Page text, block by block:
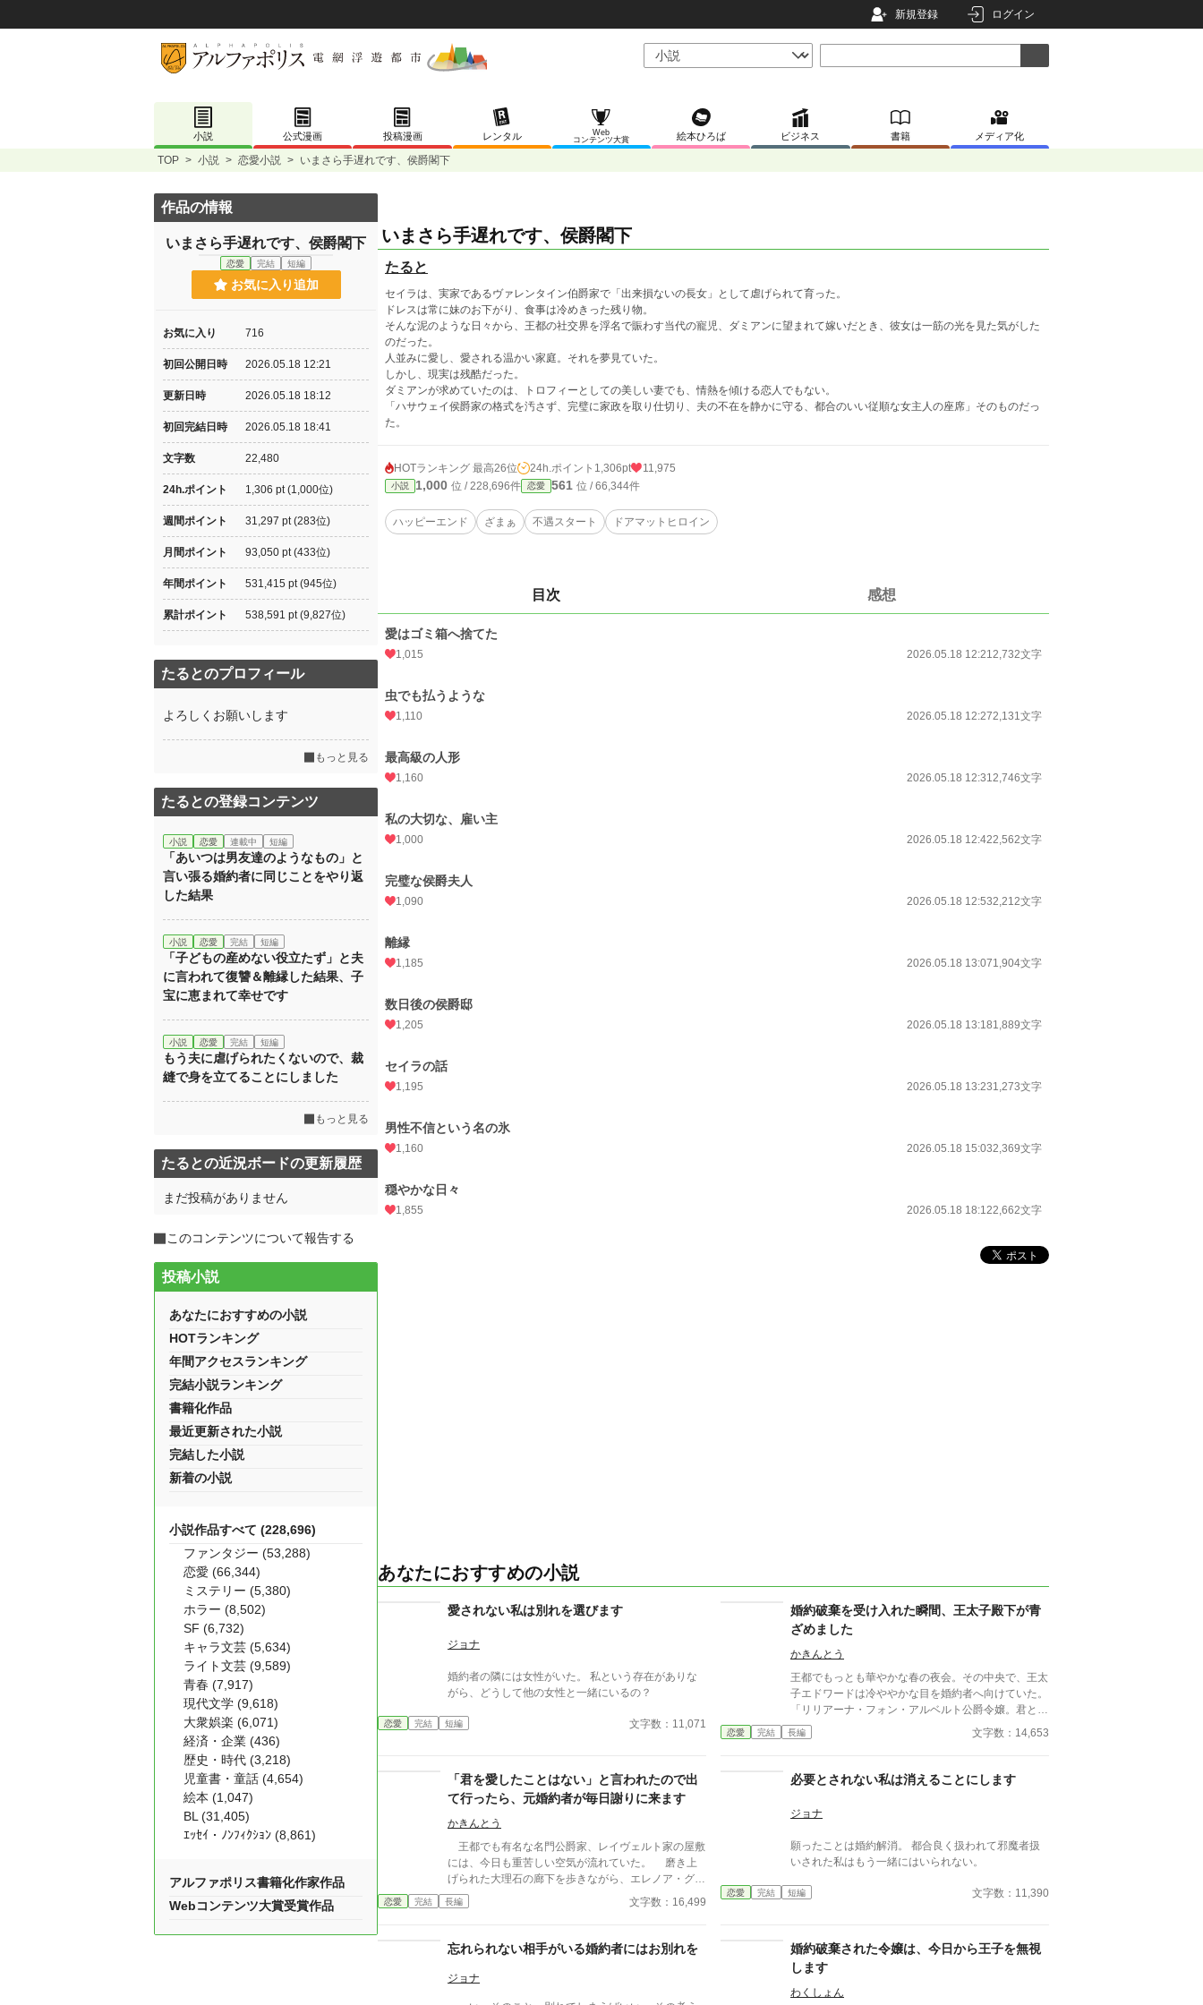
新規登録 ログイン
小説 公式漫画 投稿漫画 レンタル
Web
コンテンツ大賞
絵本ひろば ビジネス 書籍 メディア化
TOP > 小説 > 恋愛小説 > いまさら手遅れです、侯爵閣下
いまさら手遅れです、侯爵閣下
たると
セイラは、実家であるヴァレンタイン伯爵家で「出来損ないの長女」として虐げられて育った。
ドレスは常に妹のお下がり、食事は冷めきった残り物。
そんな泥のような日々から、王都の社交界を浮名で賑わす当代の寵児、ダミアンに望まれて嫁いだとき、彼女は一筋の光を見た気がした
のだった。
人並みに愛し、愛される温かい家庭。それを夢見ていた。
しかし、現実は残酷だった。
ダミアンが求めていたのは、トロフィーとしての美しい妻でも、情熱を傾ける恋人でもない。
「ハサウェイ侯爵家の格式を汚さず、完璧に家政を取り仕切り、夫の不在を静かに守る、都合のいい従順な女主人の座席」そのものだっ
た。
HOTランキング 最高26位 24h.ポイント 1,306pt 11,975
小説 1,000 位 / 228,696件 恋愛 561 位 / 66,344件
ハッピーエンド ざまぁ 不遇スタート ドアマットヒロイン
目次 感想
愛はゴミ箱へ捨てた
1,015 2026.05.18 12:212,732文字
虫でも払うような
1,110 2026.05.18 12:272,131文字
最高級の人形
1,160 2026.05.18 12:312,746文字
私の大切な、雇い主
1,000 2026.05.18 12:422,562文字
完璧な侯爵夫人
1,090 2026.05.18 12:532,212文字
離縁
1,185 2026.05.18 13:071,904文字
数日後の侯爵邸
1,205 2026.05.18 13:181,889文字
セイラの話
1,195 2026.05.18 13:231,273文字
男性不信という名の氷
1,160 2026.05.18 15:032,369文字
穏やかな日々
1,855 2026.05.18 18:122,662文字
あなたにおすすめの小説
愛されない私は別れを選びます
ジョナ
婚約者の隣には女性がいた。 私という存在がありな
がら、どうして他の女性と一緒にいるの？
恋愛 完結 短編 文字数：11,071
婚約破棄を受け入れた瞬間、王太子殿下が青
ざめました
かきんとう
王都でもっとも華やかな春の夜会。その中央で、王太
子エドワードは冷ややかな目を婚約者へ向けていた。
「リリアーナ・フォン・アルベルト公爵令嬢。君との
婚約を、ここで破棄する」 会場が一瞬で静まり返
る。 リリアーナは淡い金髪を揺らし、静かに王太子
でしょうか」 「理由など明白だ。君は嫉妬深く、心
が狭い。それに比べ、私は真実の愛を見つけた」 そ
う言ってエドワードが隣へ引き寄せたのは、男爵令嬢
のセシリアだった。
恋愛 完結 長編 文字数：14,653
「君を愛したことはない」と言われたので出
て行ったら、元婚約者が毎日謝りに来ます
かきんとう
王都でも有名な名門公爵家、レイヴェルト家の屋敷
には、今日も重苦しい空気が流れていた。 磨き上
げられた大理石の廊下を歩きながら、エレノア・グラ
ンシェは静かに息を吐く。 この家に嫁いで、半
年。 正確には、まだ“婚約者”の立場だった。だが周
使用人たちもそう認識している。
恋愛 完結 長編 文字数：16,499
必要とされない私は消えることにします
ジョナ
願ったことは婚約解消。 都合良く扱われて邪魔者扱
いされた私はもう一緒にはいられない。
恋愛 完結 短編 文字数：11,390
忘れられない相手がいる婚約者にはお別れを
ジョナ
婚約破棄された令嬢は、今日から王子を無視
します
わくしょん
作品の情報
いまさら手遅れです、侯爵閣下
恋愛 完結 短編
お気に入り追加
お気に入り 716
初回公開日時 2026.05.18 12:21
更新日時 2026.05.18 18:12
初回完結日時 2026.05.18 18:41
文字数 22,480
24h.ポイント 1,306 pt (1,000位)
週間ポイント 31,297 pt (283位)
月間ポイント 93,050 pt (433位)
年間ポイント 531,415 pt (945位)
累計ポイント 538,591 pt (9,827位)
たるとのプロフィール
よろしくお願いします
もっと見る
たるとの登録コンテンツ
小説 恋愛 連載中 短編
「あいつは男友達のようなもの」と
言い張る婚約者に同じことをやり返
した結果
小説 恋愛 完結 短編
「子どもの産めない役立たず」と夫
に言われて復讐＆離縁した結果、子
宝に恵まれて幸せです
小説 恋愛 完結 短編
もう夫に虐げられたくないので、裁
縫で身を立てることにしました
もっと見る
たるとの近況ボードの更新履歴
まだ投稿がありません
このコンテンツについて報告する
投稿小説
あなたにおすすめの小説
HOTランキング
年間アクセスランキング
完結小説ランキング
書籍化作品
最近更新された小説
完結した小説
新着の小説
小説作品すべて (228,696)
ファンタジー (53,288)
恋愛 (66,344)
ミステリー (5,380)
ホラー (8,502)
SF (6,732)
キャラ文芸 (5,634)
ライト文芸 (9,589)
青春 (7,917)
現代文学 (9,618)
大衆娯楽 (6,071)
経済・企業 (436)
歴史・時代 (3,218)
児童書・童話 (4,654)
絵本 (1,047)
BL (31,405)
ｴｯｾｲ・ﾉﾝﾌｨｸｼｮﾝ (8,861)
アルファポリス書籍化作家作品
Webコンテンツ大賞受賞作品